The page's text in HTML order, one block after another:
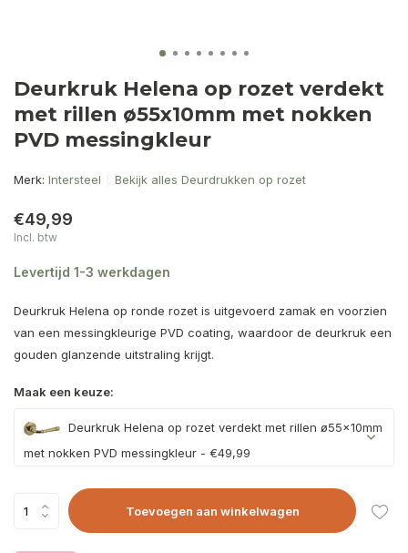
Deurkruk Helena op rozet verdekt
met rillen ø55x10mm met nokken
PVD messingkleur
Merk: Intersteel Bekijk alles Deurdrukken op rozet
€49,99
Incl. btw
Levertijd 1-3 werkdagen
Deurkruk Helena op ronde rozet is uitgevoerd zamak en voorzien
van een messingkleurige PVD coating, waardoor de deurkruk een
gouden glanzende uitstraling krijgt.
Maak een keuze:
Deurkruk Helena op rozet verdekt met rillen ø55x10mm
met nokken PVD messingkleur - €49,99
Toevoegen aan winkelwagen